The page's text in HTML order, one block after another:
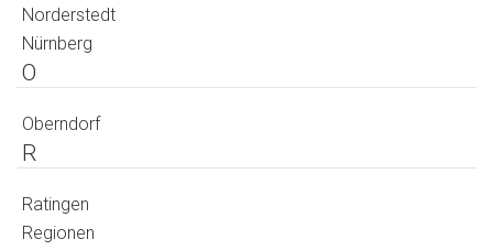
Norderstedt
Nürnberg
O
Oberndorf
R
Ratingen
Regionen